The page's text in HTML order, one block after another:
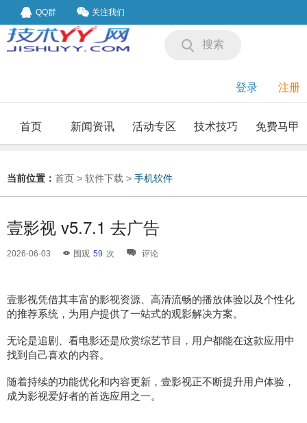
QQ群 关注我们
搜索
登录 注册
首页 新闻资讯 活动专区 技术技巧 免费马甲
当前位置： 首页 > 软件下载 > 手机软件
壹影视 v5.7.1 去广告
2026-06-03 围观 59 次 评论
壹影视凭借其丰富的影视资源、高清流畅的播放体验以及个性化
的推荐系统，为用户提供了一站式的观影解决方案。
无论是追剧、看电影还是欣赏综艺节目，用户都能在这款应用中
找到自己喜欢的内容。
随着持续的功能优化和内容更新，壹影视正不断提升用户体验，
成为影视爱好者的首选应用之一。